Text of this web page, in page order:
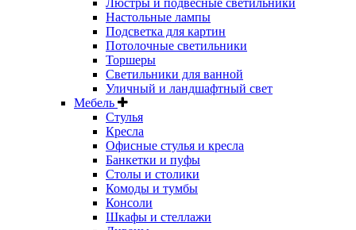
Люстры и подвесные светильники
Настольные лампы
Подсветка для картин
Потолочные светильники
Торшеры
Светильники для ванной
Уличный и ландшафтный свет
Мебель
Стулья
Кресла
Офисные стулья и кресла
Банкетки и пуфы
Столы и столики
Комоды и тумбы
Консоли
Шкафы и стеллажи